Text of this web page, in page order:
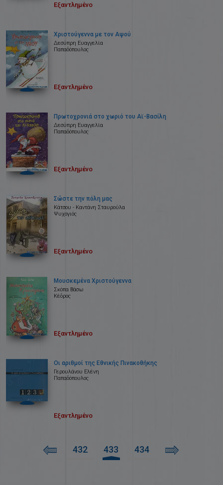
Εξαντλημένο
Χριστούγεννα με τον Αψού
Δεσύπρη Ευαγγελία
Παπαδόπουλος
Εξαντλημένο
Πρωτοχρονιά στο χωριό του Αϊ-Βασίλη
Δεσύπρη Ευαγγελία
Παπαδόπουλος
Εξαντλημένο
Σώστε την πόλη μας
Κάτσου - Καντάνη Σταυρούλα
Ψυχογιός
Εξαντλημένο
Μουσκεμένα Χριστούγεννα
Σκόπα Βάσω
Κέδρος
Εξαντλημένο
Οι αριθμοί της Εθνικής Πινακοθήκης
Γερουλάνου Ελένη
Παπαδόπουλος
Εξαντλημένο
432 433 434